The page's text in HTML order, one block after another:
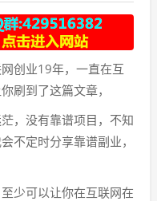
创业19年，一直在互
刷到了这篇文章，
，没有靠谱项目，不知
不定时分享靠谱副业，
少可以让你在互联网在